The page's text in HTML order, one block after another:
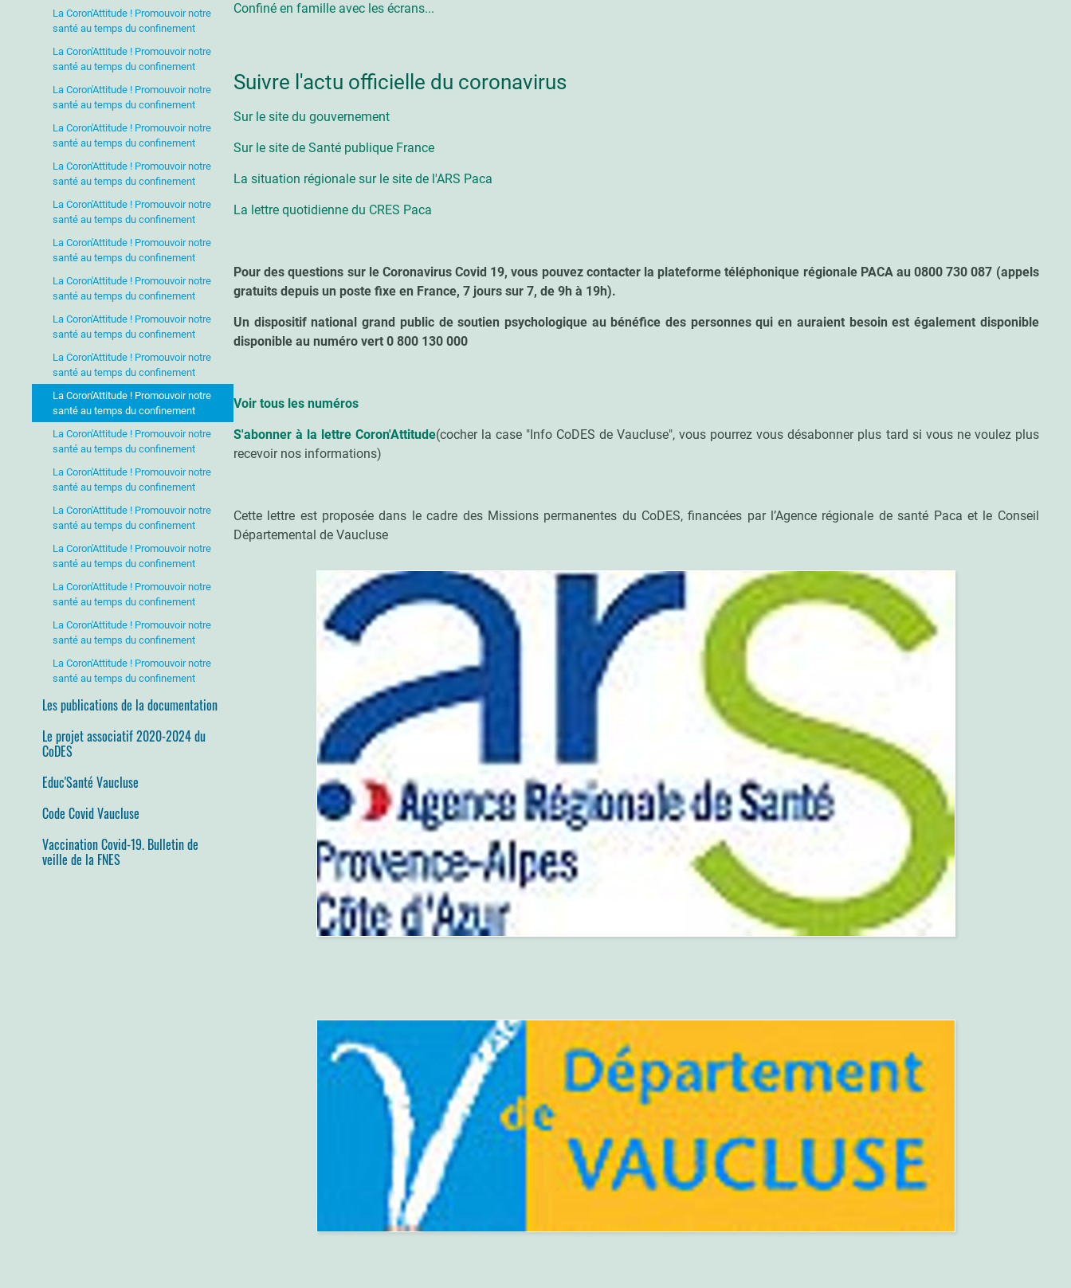
La Coron'Attitude ! Promouvoir notre
santé au temps du confinement
La Coron'Attitude ! Promouvoir notre
santé au temps du confinement
La Coron'Attitude ! Promouvoir notre
santé au temps du confinement
La Coron'Attitude ! Promouvoir notre
santé au temps du confinement
La Coron'Attitude ! Promouvoir notre
santé au temps du confinement
La Coron'Attitude ! Promouvoir notre
santé au temps du confinement
La Coron'Attitude ! Promouvoir notre
santé au temps du confinement
La Coron'Attitude ! Promouvoir notre
santé au temps du confinement
La Coron'Attitude ! Promouvoir notre
santé au temps du confinement
La Coron'Attitude ! Promouvoir notre
santé au temps du confinement
La Coron'Attitude ! Promouvoir notre
santé au temps du confinement
La Coron'Attitude ! Promouvoir notre
santé au temps du confinement
La Coron'Attitude ! Promouvoir notre
santé au temps du confinement
La Coron'Attitude ! Promouvoir notre
santé au temps du confinement
La Coron'Attitude ! Promouvoir notre
santé au temps du confinement
La Coron'Attitude ! Promouvoir notre
santé au temps du confinement
La Coron'Attitude ! Promouvoir notre
santé au temps du confinement
La Coron'Attitude ! Promouvoir notre
santé au temps du confinement
Les publications de la documentation
Le projet associatif 2020-2024 du
CoDES
Educ'Santé Vaucluse
Code Covid Vaucluse
Vaccination Covid-19. Bulletin de
veille de la FNES
Confiné en famille avec les écrans...
Suivre l'actu officielle du coronavirus
Sur le site du gouvernement
Sur le site de Santé publique France
La situation régionale sur le site de l'ARS Paca
La lettre quotidienne du CRES Paca
Pour des questions sur le Coronavirus Covid 19, vous pouvez contacter la plateforme téléphonique régionale PACA au 0800 730 087 (appels
gratuits depuis un poste fixe en France, 7 jours sur 7, de 9h à 19h).
Un dispositif national grand public de soutien psychologique au bénéfice des personnes qui en auraient besoin est également disponible
disponible au numéro vert 0 800 130 000
Voir tous les numéros
S'abonner à la lettre Coron'Attitude(cocher la case "Info CoDES de Vaucluse", vous pourrez vous désabonner plus tard si vous ne voulez plus
recevoir nos informations)
Cette lettre est proposée dans le cadre des Missions permanentes du CoDES,financées par l’Agence régionale de santé Paca et le Conseil
Départemental de Vaucluse